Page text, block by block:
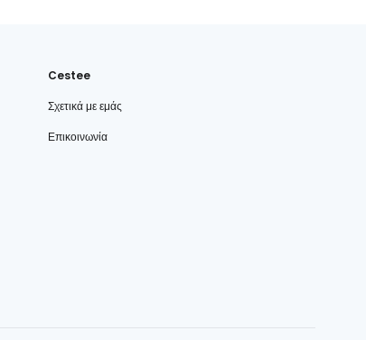
Cestee
Σχετικά με εμάς
Επικοινωνία